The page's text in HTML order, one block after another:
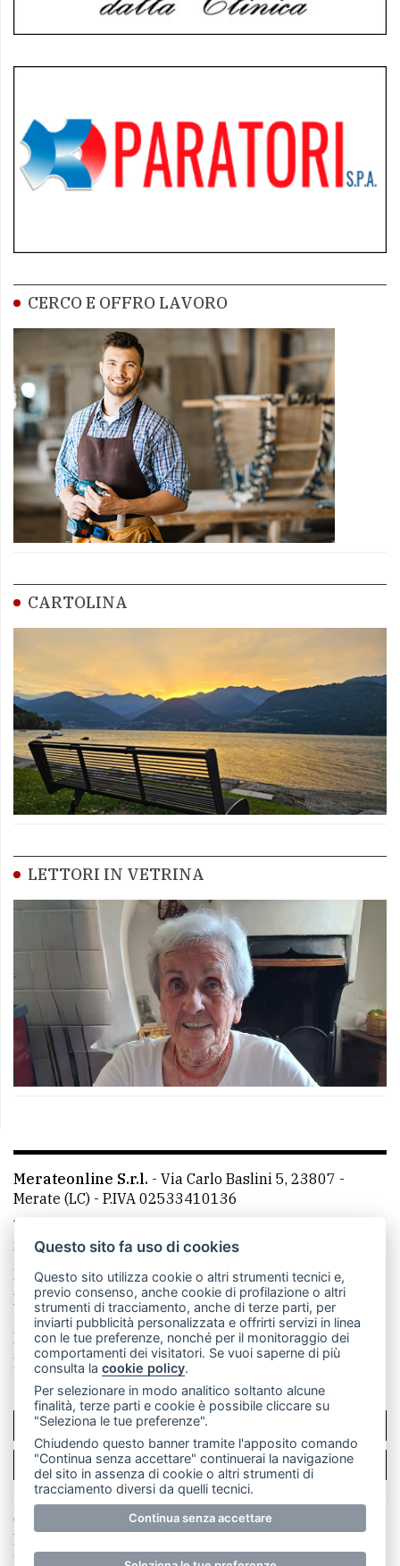
CERCO E OFFRO LAVORO
CARTOLINA
LETTORI IN VETRINA
Merateonline S.r.l. - Via Carlo Baslini 5, 23807 -
Merate (LC) - P.IVA 02533410136
Telefono:
mail: redazione@leccoonline.com
La redazione
MerateOnline CasateOnline
RSS
Made by VIP
Privacy policy
Cookie policy
Rivedi le tue scelte sui cookie
SCRIVICI
PER LA TUA PUBBLICITÀ
© Copyright Merateonline S.r.l. - Tutti i diritti riservati.
E' proibita la riproduzione e pubblicazione anche
parziale di testi, articoli e immagini senza la
Questo sito fa uso di cookies
Questo sito utilizza cookie o altri strumenti tecnici e,
previo consenso, anche cookie di profilazione o altri
strumenti di tracciamento, anche di terze parti, per
inviarti pubblicità personalizzata e offrirti servizi in linea
con le tue preferenze, nonché per il monitoraggio dei
comportamenti dei visitatori. Se vuoi saperne di più
consulta lacookie policy.
Per selezionare in modo analitico soltanto alcune
finalità, terze parti e cookie è possibile cliccare su
"Seleziona le tue preferenze".
Chiudendo questo banner tramite l'apposito comando
"Continua senza accettare" continuerai la navigazione
del sito in assenza di cookie o altri strumenti di
tracciamento diversi da quelli tecnici.
Continua senza accettare